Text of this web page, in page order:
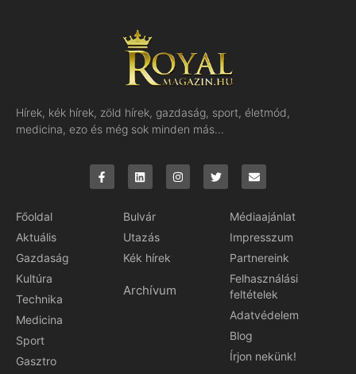
Hírek, kék hírek, zöld hírek, gazdaság, sport, életmód,
medicina, ezo és még sok minden más…
Főoldal
Aktuális
Gazdaság
Kultúra
Technika
Medicina
Sport
Gasztro
Bulvár
Utazás
Kék hírek
Archívum
Médiaajánlat
Impresszum
Partnereink
Felhasználási
feltételek
Adatvédelem
Blog
Írjon nekünk!